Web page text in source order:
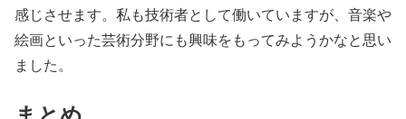
感じさせます。私も技術者として働いていますが、音楽や
絵画といった芸術分野にも興味をもってみようかなと思い
ました。